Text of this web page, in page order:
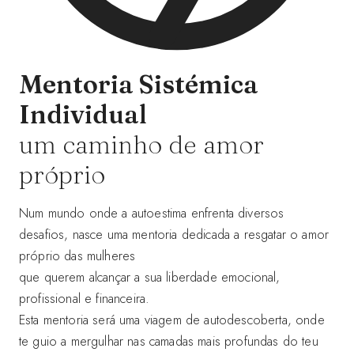
Mentoria Sistémica
Individual
um caminho de amor
próprio
Num mundo onde a autoestima enfrenta diversos
desafios, nasce uma mentoria dedicada a resgatar o amor
próprio das mulheres
que querem alcançar a sua liberdade emocional,
profissional e financeira.
Esta mentoria será uma viagem de autodescoberta, onde
te guio a mergulhar nas camadas mais profundas do teu